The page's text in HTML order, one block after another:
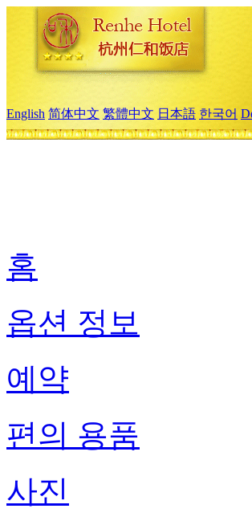
English 简体中文 繁體中文 日本語 한국어
홈
옵션 정보
예약
편의 용품
사진